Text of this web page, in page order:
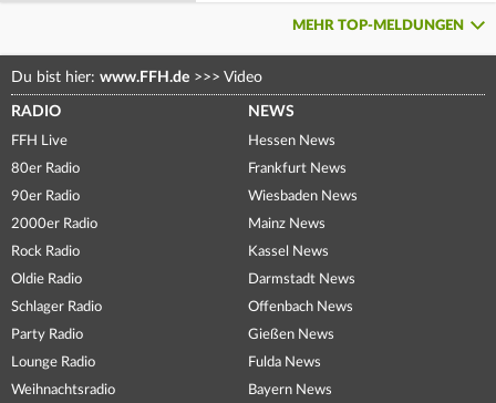
MEHR TOP-MELDUNGEN
Du bist hier: www.FFH.de >>> Video
RADIO
FFH Live
80er Radio
90er Radio
2000er Radio
Rock Radio
Oldie Radio
Schlager Radio
Party Radio
Lounge Radio
Weihnachtsradio
NEWS
Hessen News
Frankfurt News
Wiesbaden News
Mainz News
Kassel News
Darmstadt News
Offenbach News
Gießen News
Fulda News
Bayern News